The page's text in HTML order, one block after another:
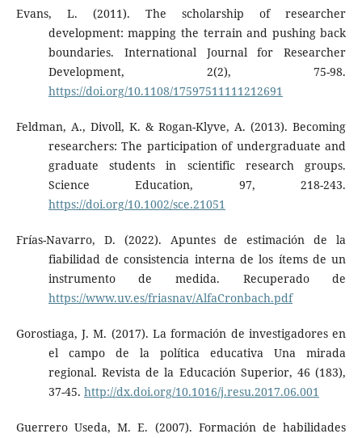
Evans, L. (2011). The scholarship of researcher
development: mapping the terrain and pushing back
boundaries. International Journal for Researcher
Development, 2(2), 75-98.
https://doi.org/10.1108/17597511111212691
Feldman, A., Divoll, K. & Rogan-Klyve, A. (2013). Becoming
researchers: The participation of undergraduate and
graduate students in scientific research groups.
Science Education, 97, 218-243.
https://doi.org/10.1002/sce.21051
Frías-Navarro, D. (2022). Apuntes de estimación de la
fiabilidad de consistencia interna de los ítems de un
instrumento de medida. Recuperado de
https://www.uv.es/friasnav/AlfaCronbach.pdf
Gorostiaga, J. M. (2017). La formación de investigadores en
el campo de la política educativa Una mirada
regional. Revista de la Educación Superior, 46 (183),
37-45. http://dx.doi.org/10.1016/j.resu.2017.06.001
Guerrero Useda, M. E. (2007). Formación de habilidades